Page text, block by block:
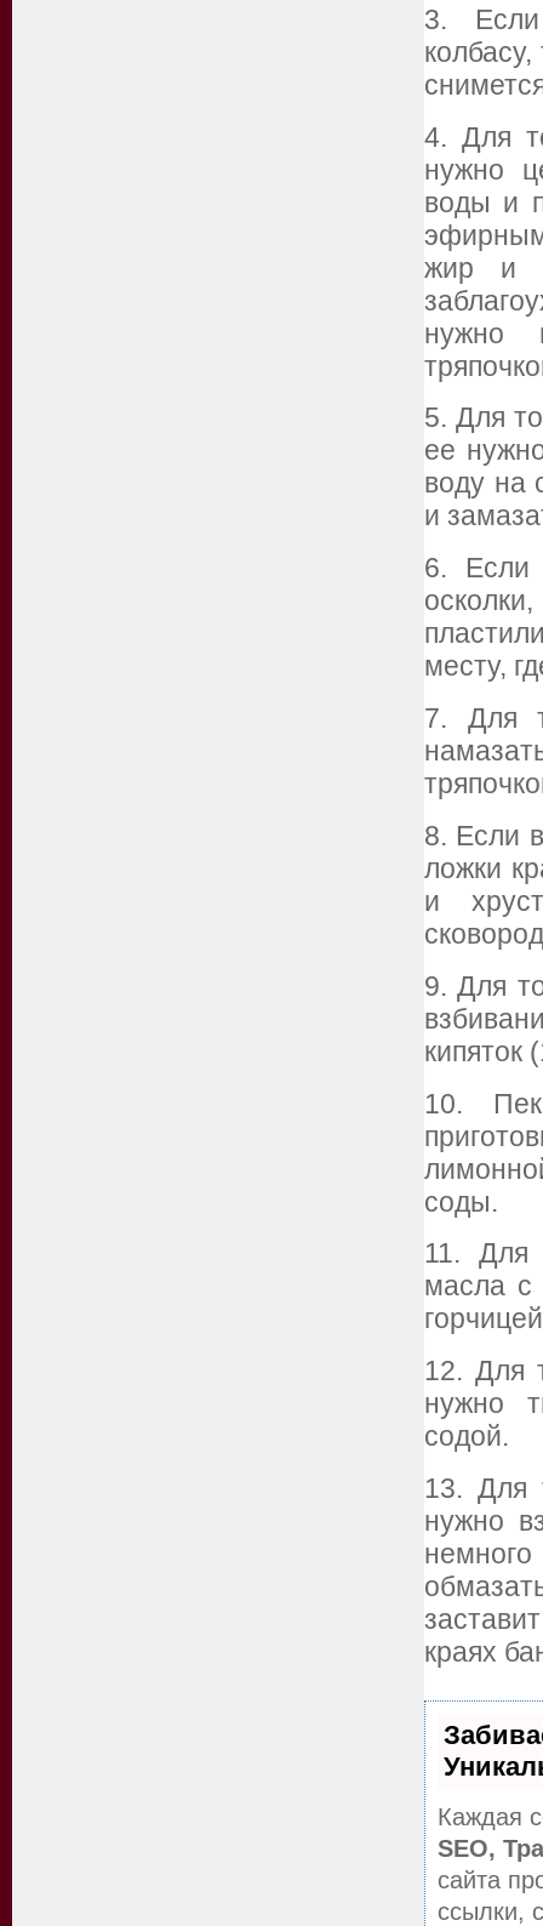
3. Если
4. Для
нужно
воды и
жир и
нужно
5. Для
ее
воду на
и
6. Если
месту,
7. Для
8. Если
ложки
и
9. Для
кипяток
10.
соды.
11. Для
масла с
12. Для
нужно
содой.
13. Для
нужно
краях
Каждая
SEO,
сайта
ссылки,